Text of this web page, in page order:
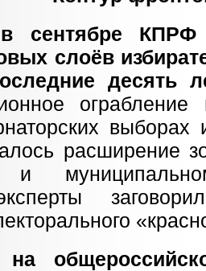
сентябре КПРФ
слоёв
десять
выборах
расширение
и